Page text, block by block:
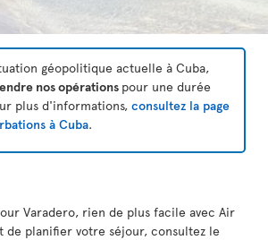
géopolitique actuelle à Cuba,
nos opérations pour une durée
plus d'informations, consultez la page
à Cuba.
Varadero, rien de plus facile avec Air
de planifier votre séjour, consultez le